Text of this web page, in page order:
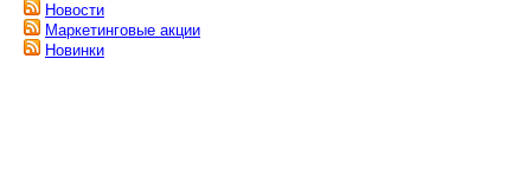
Новости
Маркетинговые акции
Новинки